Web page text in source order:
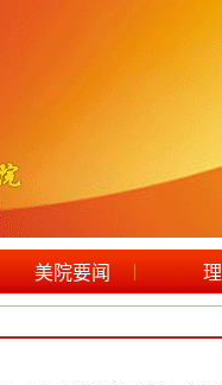
美院要闻 |